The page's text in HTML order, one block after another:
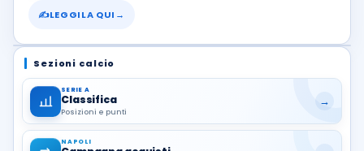
✍LEGGILA QUI →
Sezioni calcio
SERIE A
Classifica
Posizioni e punti
→
NAPOLI